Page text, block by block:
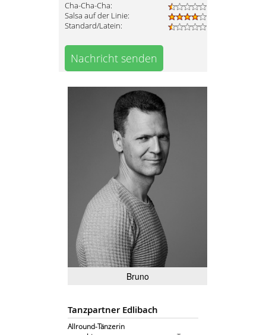
Cha-Cha-Cha:
Salsa auf der Linie:
Standard/Latein:
Nachricht senden
Bruno
Tanzpartner Edlibach
Allround-Tänzerin